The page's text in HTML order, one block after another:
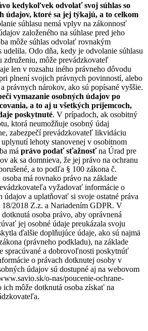
kedykoľvek odvolať svoj súhlas so
údajov, ktoré sa jej týkajú, a to celkom
súhlasu nemá vplyv na zákonnosť
založeného na súhlase pred jeho
môže súhlas odvolať rovnakým
udelila. Odo dňa, kedy je odvolanie súhlasu
združeniu, môže prevádzkovateľ
len v rozsahu iného právneho dôvodu
plnení svojich právnych povinností, alebo
právnych nárokov, ako sú popísané vyššie.
vymazanie osobných údajov po
a to aj u všetkých príjemcoch,
poskytnuté. V prípadoch, ak osobitný
ktorá neumožňuje osobný údaj
zabezpečí prevádzkovateľ likvidáciu
lehoty stanovenej v osobitnom
má právo podať sťažnosťna Úrad pre
ak sa domnieva, že jej právo na ochranu
a to podľa § 100 zákona č.
má rovnako právo na základe
vyžadovať informácie o
údajov a uplatňovať si svoje ostatné práva
18/2018 Z.z. a Nariadením GDPR. V
osoba právo, aby oprávnená
jej osobné údaje preukázala svoju
ďalšie doplňujúce údaje, ako sú najmä
(právneho podkladu), na základe
spracúvané a dobrovoľnosti poskytnúť
o právach dotknutej osoby v
údajov sú dostupné aj na webovom
o-nas/poucenie-ochrane-
ich môže dotknutá osoba získať na